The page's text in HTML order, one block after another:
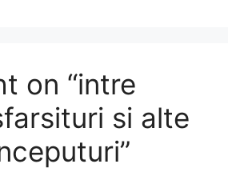
on “intre
si alte